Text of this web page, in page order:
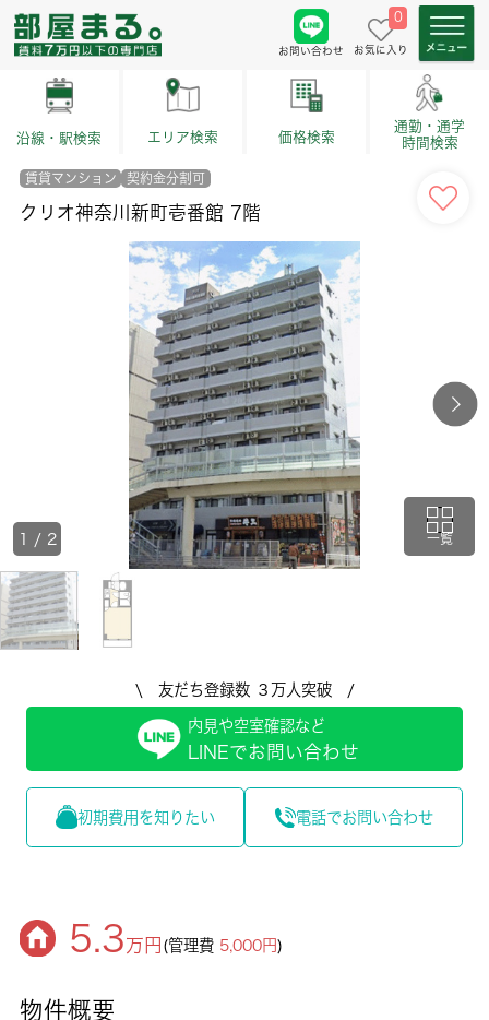
お問い合わせ
0
お気に入り
沿線・駅検索 エリア検索 価格検索
通勤・通学
時間検索
賃貸マンション 契約金分割可
クリオ神奈川新町壱番館 7階
一覧
1 / 2
\ 友だち登録数 ３万人突破 /
内見や空室確認など
LINEでお問い合わせ
初期費用を知りたい 電話でお問い合わせ
5.3万円 (管理費 5,000円)
物件概要